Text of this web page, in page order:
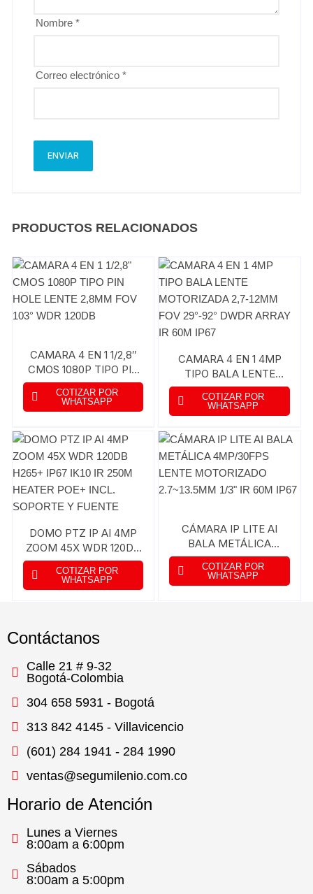
Nombre*
Correo electrónico*
PRODUCTOS RELACIONADOS
CAMARA 4 EN 1 1/2,8″
CMOS 1080P TIPO PIN
HOLE LENTE 2,8MM
FOV 103° WDR 120DB
COTIZAR POR
WHATSAPP
CAMARA 4 EN 1 4MP
TIPO BALA LENTE
MOTORIZADA 2,7-
12MM FOV 29°-92°
DWDR ARRAY IR 60M
IP67
COTIZAR POR
WHATSAPP
DOMO PTZ IP AI 4MP
ZOOM 45X WDR 120DB
H265+ IP67 IK10 IR
250M HEATER POE+
INCL. SOPORTE Y
COTIZAR POR
WHATSAPP
CÁMARA IP LITE AI
BALA METÁLICA
4MP/30FPS LENTE
MOTORIZADO
2.7~13.5MM 1/3″ IR 60M
COTIZAR POR
WHATSAPP
Contáctanos
Calle 21 # 9-32
Bogotá-Colombia
304 658 5931 - Bogotá
313 842 4145 - Villavicencio
(601) 284 1941 - 284 1990
ventas@segumilenio.com.co
Horario de Atención
Lunes a Viernes
8:00am a 6:00pm
Sábados
8:00am a 5:00pm